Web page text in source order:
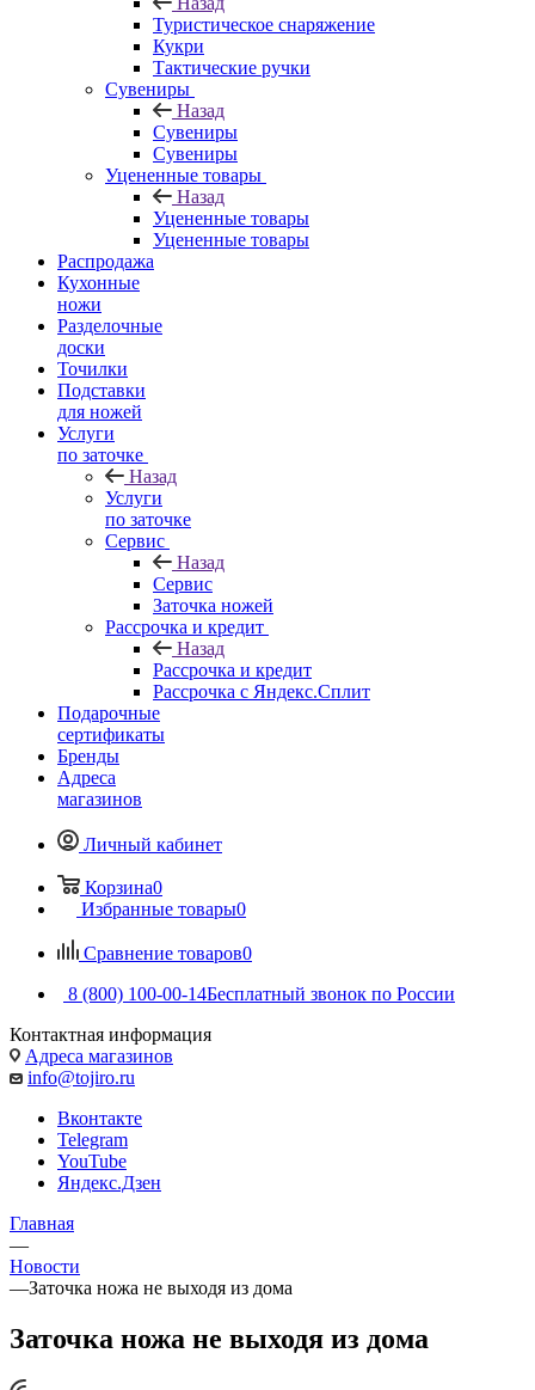
Туристическое снаряжение
Кукри
Тактические ручки
Сувениры
Назад
Сувениры
Сувениры
Уцененные товары
Назад
Уцененные товары
Уцененные товары
Распродажа
Кухонные
ножи
Разделочные
доски
Точилки
Подставки
для ножей
Услуги
по заточке
Назад
Услуги
по заточке
Сервис
Назад
Сервис
Заточка ножей
Рассрочка и кредит
Назад
Рассрочка и кредит
Рассрочка с Яндекс.Сплит
Подарочные
сертификаты
Бренды
Адреса
магазинов
Личный кабинет
Корзина0
Избранные товары0
Сравнение товаров0
8 (800) 100-00-14Бесплатный звонок по России
Контактная информация
Адреса магазинов
info@tojiro.ru
Вконтакте
Telegram
YouTube
Яндекс.Дзен
Главная
—
Новости
—Заточка ножа не выходя из дома
Заточка ножа не выходя из дома